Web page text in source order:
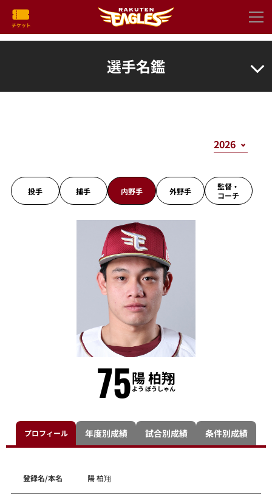
選手名鑑
投手 捕手 内野手 外野手
監督・
コーチ
75陽 柏翔
よう ぼうしゃん
プロフィール 年度別成績 試合別成績 条件別成績
登録名/本名 陽 柏翔